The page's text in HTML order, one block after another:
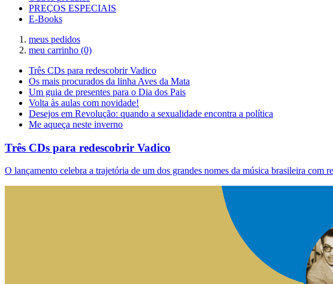
PREÇOS ESPECIAIS
E-Books
meus pedidos
meu carrinho (0)
Três CDs para redescobrir Vadico
Os mais procurados da linha Aves da Mata
Um guia de presentes para o Dia dos Pais
Volta às aulas com novidade!
Desejos em Revolução: quando a sexualidade encontra a política
Me aqueça neste inverno
Três CDs para redescobrir Vadico
O lançamento celebra a trajetória de um dos grandes nomes da música brasileira com